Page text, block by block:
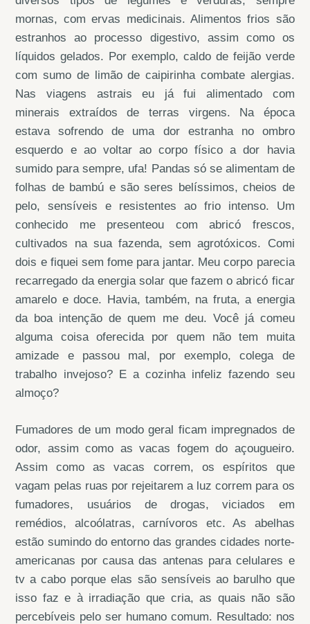
mornas, com ervas medicinais. Alimentos frios são
estranhos ao processo digestivo, assim como os
líquidos gelados. Por exemplo, caldo de feijão verde
com sumo de limão de caipirinha combate alergias.
Nas viagens astrais eu já fui alimentado com
minerais extraídos de terras virgens. Na época
estava sofrendo de uma dor estranha no ombro
esquerdo e ao voltar ao corpo físico a dor havia
sumido para sempre, ufa! Pandas só se alimentam de
folhas de bambú e são seres belíssimos, cheios de
pelo, sensíveis e resistentes ao frio intenso. Um
conhecido me presenteou com abricó frescos,
cultivados na sua fazenda, sem agrotóxicos. Comi
dois e fiquei sem fome para jantar. Meu corpo parecia
recarregado da energia solar que fazem o abricó ficar
amarelo e doce. Havia, também, na fruta, a energia
da boa intenção de quem me deu. Você já comeu
alguma coisa oferecida por quem não tem muita
amizade e passou mal, por exemplo, colega de
trabalho invejoso? E a cozinha infeliz fazendo seu
almoço?
Fumadores de um modo geral ficam impregnados de
odor, assim como as vacas fogem do açougueiro.
Assim como as vacas correm, os espíritos que
vagam pelas ruas por rejeitarem a luz correm para os
fumadores, usuários de drogas, viciados em
remédios, alcoólatras, carnívoros etc. As abelhas
estão sumindo do entorno das grandes cidades norte-
americanas por causa das antenas para celulares e
tv a cabo porque elas são sensíveis ao barulho que
isso faz e à irradiação que cria, as quais não são
percebíveis pelo ser humano comum. Resultado: nos